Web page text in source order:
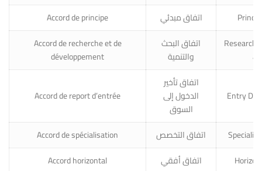
Accord de principe
اتفاق مبدئي
Accord de recherche et de
développement
اتفاق البحث
والتنمية
Research
Accord de report d’entrée
اتفاق تأخير
الدخول إلى
السوق
Entry
Accord de spécialisation اتفاق التخصص
Accord horizontal
اتفاق أفقي